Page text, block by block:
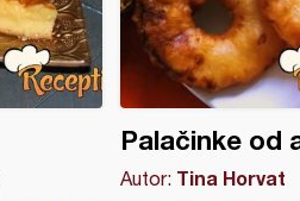
Palačinke od
Autor: Tina Horvat